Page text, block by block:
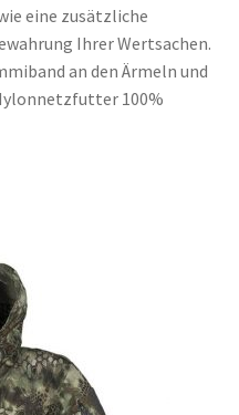
eine zusätzliche
Ihrer Wertsachen.
an den Ärmeln und
100%